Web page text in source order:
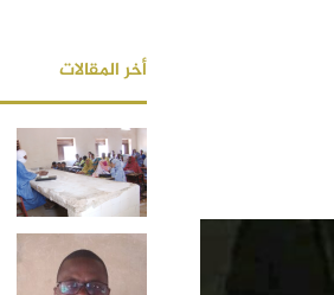
أخر المقالات